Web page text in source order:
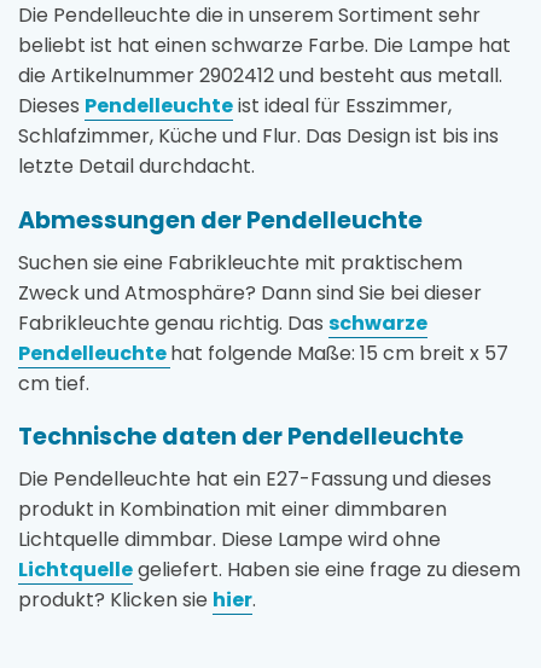
Die Pendelleuchte die in unserem Sortiment sehr
beliebt ist hat einen schwarze Farbe. Die Lampe hat
die Artikelnummer 2902412 und besteht aus metall.
Dieses Pendelleuchteist ideal für Esszimmer,
Schlafzimmer, Küche und Flur. Das Design ist bis ins
letzte Detail durchdacht.
Abmessungen der Pendelleuchte
Suchen sie eine Fabrikleuchte mit praktischem
Zweck und Atmosphäre? Dann sind Sie bei dieser
Fabrikleuchte genau richtig. Das schwarze
Pendelleuchtehat folgende Maße: 15 cm breit x 57
cm tief.
Technische daten der Pendelleuchte
Die Pendelleuchte hat ein E27-Fassung und dieses
produkt in Kombination mit einer dimmbaren
Lichtquelle dimmbar. Diese Lampe wird ohne
Lichtquellegeliefert. Haben sie eine frage zu diesem
produkt? Klicken sie hier.